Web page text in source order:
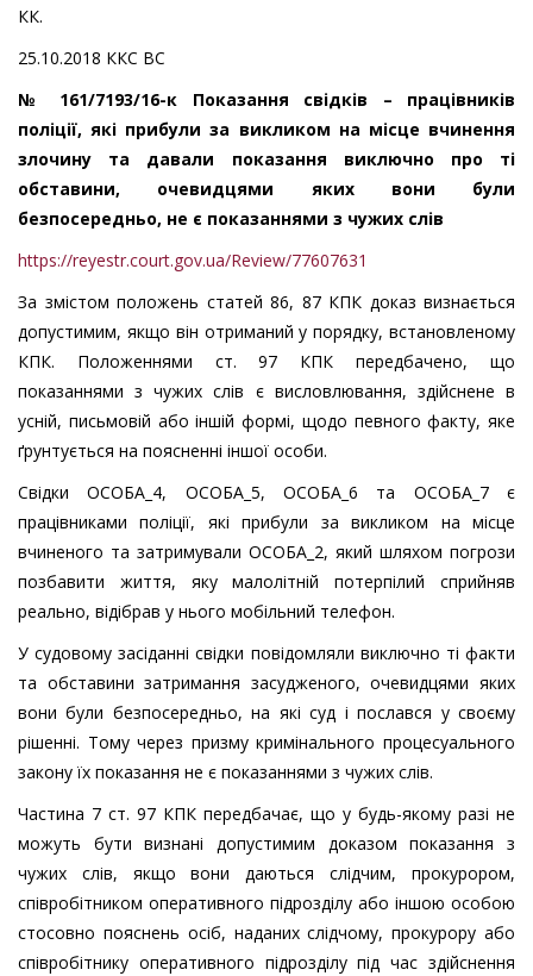
КК.
25.10.2018 ККС ВС
№ 161/7193/16-к Показання свідків – працівників
поліції, які прибули за викликом на місце вчинення
злочину та давали показання виключно про ті
обставини, очевидцями яких вони були
безпосередньо, не є показаннями з чужих слів
https://reyestr.court.gov.ua/Review/77607631
За змістом положень статей 86, 87 КПК доказ визнається
допустимим, якщо він отриманий у порядку, встановленому
КПК. Положеннями ст. 97 КПК передбачено, що
показаннями з чужих слів є висловлювання, здійснене в
усній, письмовій або іншій формі, щодо певного факту, яке
ґрунтується на поясненні іншої особи.
Свідки ОСОБА_4, ОСОБА_5, ОСОБА_6 та ОСОБА_7 є
працівниками поліції, які прибули за викликом на місце
вчиненого та затримували ОСОБА_2, який шляхом погрози
позбавити життя, яку малолітній потерпілий сприйняв
реально, відібрав у нього мобільний телефон.
У судовому засіданні свідки повідомляли виключно ті факти
та обставини затримання засудженого, очевидцями яких
вони були безпосередньо, на які суд і послався у своєму
рішенні. Тому через призму кримінального процесуального
закону їх показання не є показаннями з чужих слів.
Частина 7 ст. 97 КПК передбачає, що у будь-якому разі не
можуть бути визнані допустимим доказом показання з
чужих слів, якщо вони даються слідчим, прокурором,
співробітником оперативного підрозділу або іншою особою
стосовно пояснень осіб, наданих слідчому, прокурору або
співробітнику оперативного підрозділу під час здійснення